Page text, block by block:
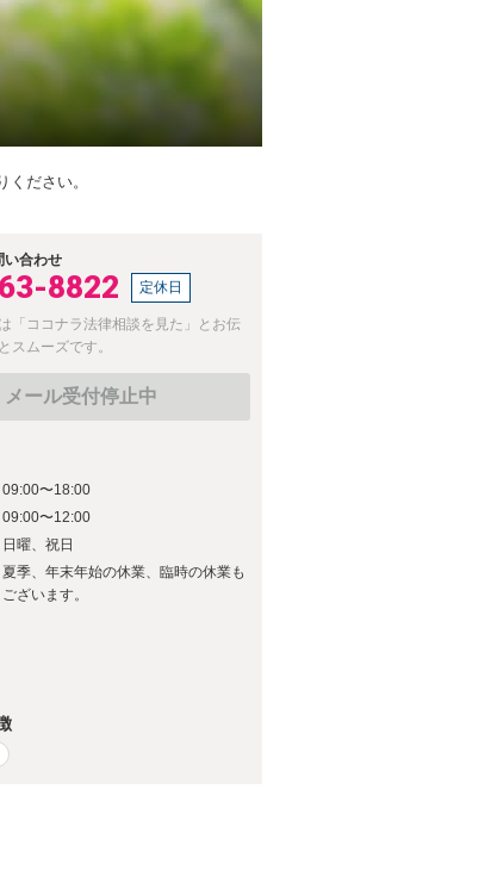
ださい。
い合わせ
8822 定休日
「ココナラ法律相談を見た」とお伝
スムーズです。
メール受付停止中
09:00〜18:00
09:00〜12:00
日曜、祝日
夏季、年末年始の休業、臨時の休業も
ございます。